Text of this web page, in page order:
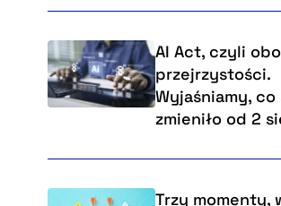
AI Act, czyli
przejrzystości.
Wyjaśniamy, co
zmieniło od 2
Trzy momenty,